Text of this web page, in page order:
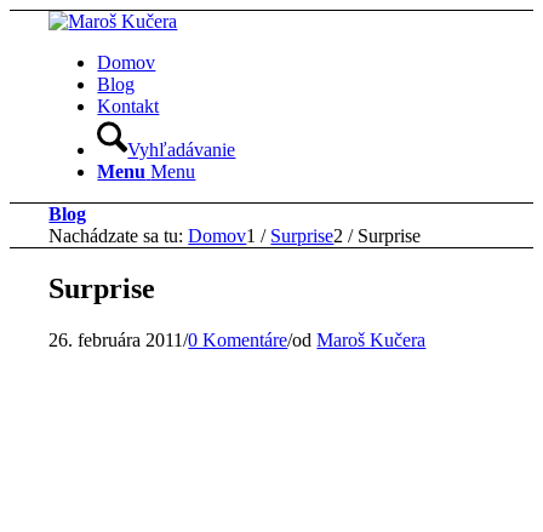
Domov
Blog
Kontakt
Vyhľadávanie
Menu Menu
Blog
Nachádzate sa tu: Domov1 / Surprise2 / Surprise
Surprise
26. februára 2011/0 Komentáre/odMaroš Kučera